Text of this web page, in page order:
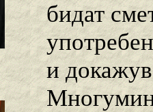
бидат
и